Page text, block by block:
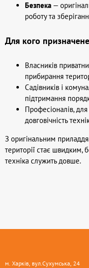
Безпека —
роботу та
Для кого
Власників
прибирання
Садівників і
підтримання
Професіоналів, для
довговічність
З оригінальним
території стає
техніка служить довше.
м. Харків, вул.Сухумська, 24